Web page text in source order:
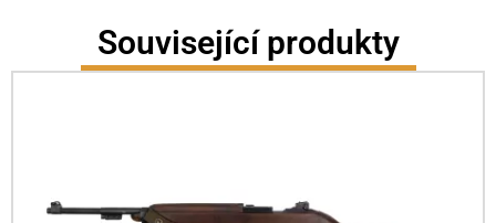
Související produkty